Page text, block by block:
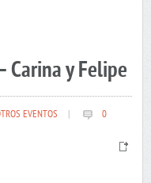
Carina y Felipe
EVENTOS 0